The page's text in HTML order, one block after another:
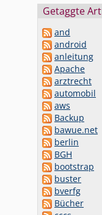
Getaggte
and
android
anleitung
Apache
arztrecht
automobil
aws
Backup
bawue.net
berlin
BGH
bootstrap
buster
bverfg
Bücher